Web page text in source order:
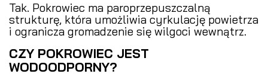
Tak. Pokrowiec ma paroprzepuszczalną
strukturę, która umożliwia cyrkulację powietrza
i ogranicza gromadzenie się wilgoci wewnątrz.
CZY POKROWIEC JEST
WODOODPORNY?